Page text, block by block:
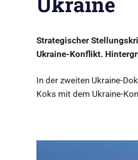
GmbH
Produktionsfirma
Strategischer
Ukraine-Konflikt.
In der zweiten Ukraine-
Koks mit dem Ukraine-